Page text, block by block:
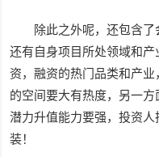
除此之外呢，还包含了
还有自身项目所处领域和
资，融资的热门品类和产
的空间要大有热度，另一
潜力升值能力要强，投资
装！